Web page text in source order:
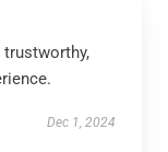
Dec 1, 2024